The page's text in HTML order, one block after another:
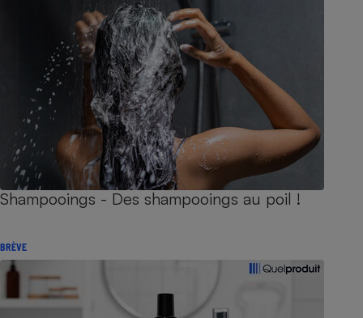
Shampooings - Des shampooings au poil !
BRÈVE